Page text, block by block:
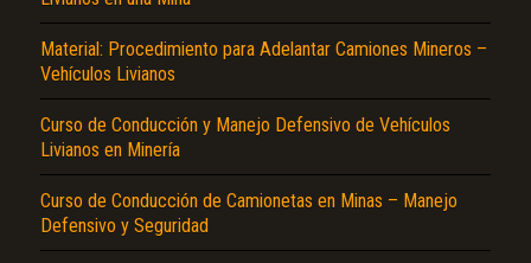
Material: Procedimiento para Adelantar Camiones Mineros –
Vehículos Livianos
Curso de Conducción y Manejo Defensivo de Vehículos
Livianos en Minería
Curso de Conducción de Camionetas en Minas – Manejo
Defensivo y Seguridad
El Título es incorrecto según el contenido.
Texto o Imagen de portada son erróneos.